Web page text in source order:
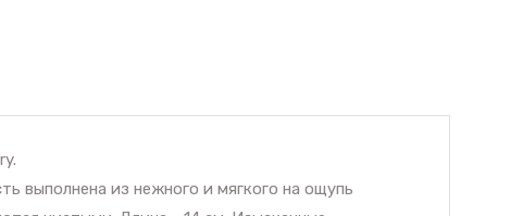
выполнена из нежного и мягкого на ощупь